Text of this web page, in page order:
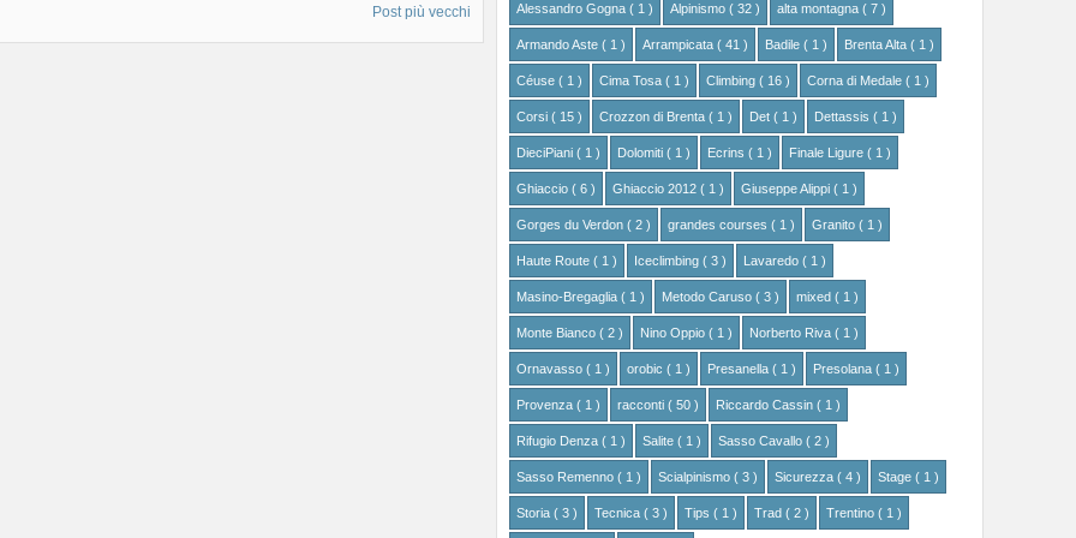
Post più vecchi Alessandro Gogna ( 1 ) Alpinismo ( 32 ) alta montagna ( 7 )
Armando Aste ( 1 ) Arrampicata ( 41 ) Badile ( 1 ) Brenta Alta ( 1 )
Céuse ( 1 ) Cima Tosa ( 1 ) Climbing ( 16 ) Corna di Medale ( 1 )
Corsi ( 15 ) Crozzon di Brenta ( 1 ) Det ( 1 ) Dettassis ( 1 )
DieciPiani ( 1 ) Dolomiti ( 1 ) Ecrins ( 1 ) Finale Ligure ( 1 )
Ghiaccio ( 6 ) Ghiaccio 2012 ( 1 ) Giuseppe Alippi ( 1 )
Gorges du Verdon ( 2 ) grandes courses ( 1 ) Granito ( 1 )
Haute Route ( 1 ) Iceclimbing ( 3 ) Lavaredo ( 1 )
Masino-Bregaglia ( 1 ) Metodo Caruso ( 3 ) mixed ( 1 )
Monte Bianco ( 2 ) Nino Oppio ( 1 ) Norberto Riva ( 1 )
Ornavasso ( 1 ) orobic ( 1 ) Presanella ( 1 ) Presolana ( 1 )
Provenza ( 1 ) racconti ( 50 ) Riccardo Cassin ( 1 )
Rifugio Denza ( 1 ) Salite ( 1 ) Sasso Cavallo ( 2 )
Sasso Remenno ( 1 ) Scialpinismo ( 3 ) Sicurezza ( 4 ) Stage ( 1 )
Storia ( 3 ) Tecnica ( 3 ) Tips ( 1 ) Trad ( 2 ) Trentino ( 1 )